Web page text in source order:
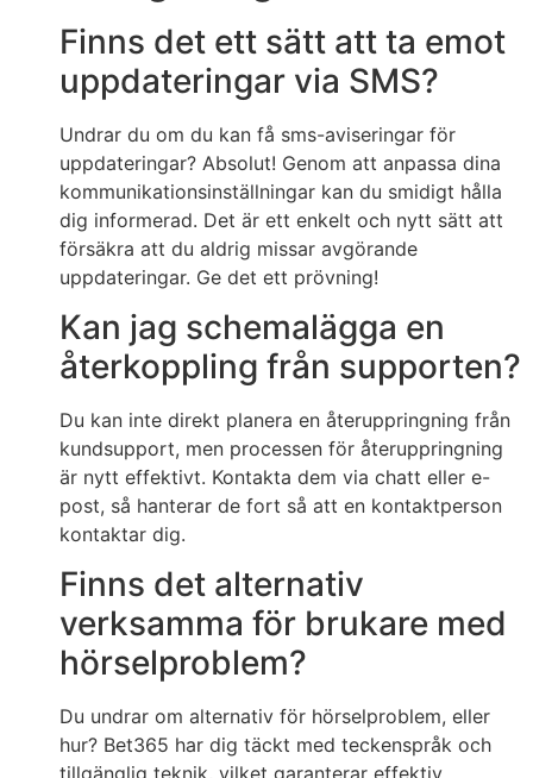
Finns det ett sätt att ta emot
uppdateringar via SMS?
Undrar du om du kan få sms-aviseringar för
uppdateringar? Absolut! Genom att anpassa dina
kommunikationsinställningar kan du smidigt hålla
dig informerad. Det är ett enkelt och nytt sätt att
försäkra att du aldrig missar avgörande
uppdateringar. Ge det ett prövning!
Kan jag schemalägga en
återkoppling från supporten?
Du kan inte direkt planera en återuppringning från
kundsupport, men processen för återuppringning
är nytt effektivt. Kontakta dem via chatt eller e-
post, så hanterar de fort så att en kontaktperson
kontaktar dig.
Finns det alternativ
verksamma för brukare med
hörselproblem?
Du undrar om alternativ för hörselproblem, eller
hur? Bet365 har dig täckt med teckenspråk och